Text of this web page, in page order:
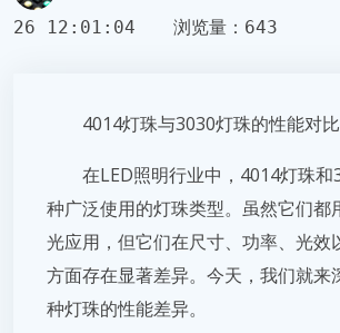
26 12:01:04
浏览量：643
4014灯珠与3030灯珠的性能对比
在LED照明行业中，4014灯珠
种广泛使用的灯珠类型。虽然它们都
光应用，但它们在尺寸、功率、光效
方面存在显著差异。今天，我们就来
种灯珠的性能差异。